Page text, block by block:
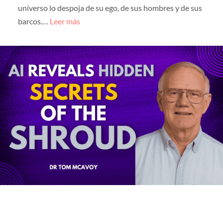
universo lo despoja de su ego, de sus hombres y de sus
barcos.… Leer más